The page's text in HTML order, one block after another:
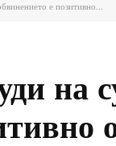
е позитивно...
на